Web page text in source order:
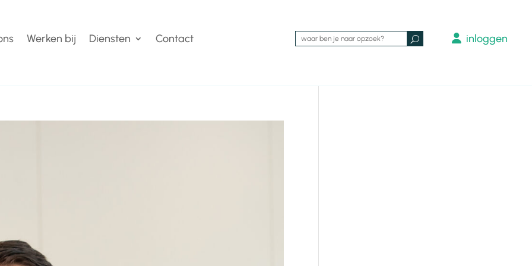
Werken bij Diensten Contact inloggen